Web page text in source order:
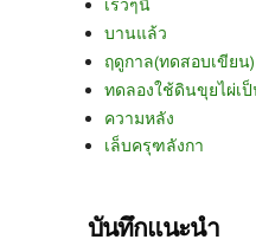
เร็วๆนี้
บานแล้ว
ฤดูกาล(ทดสอบเขียน)
ทดลองใช้ดินขุยไผ่เ
ความหลัง
เล็บครุฑลังกา
บันทึกแนะนำ